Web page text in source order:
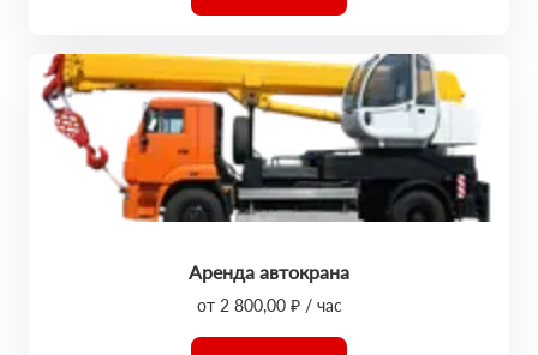
Аренда автокрана
от 2 800,00 ₽ / час